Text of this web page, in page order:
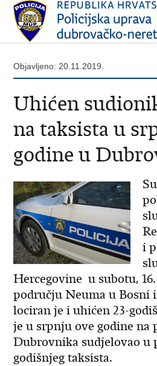
Objavljeno: 20.11.2019.
Uhićen
na taksista u
godine u
i
Hercegovine u subotu,
području Neuma u Bosni
lociran je i uhićen 23-
je u srpnju ove godine na
Dubrovnika sudjelovao u
godišnjeg taksista.